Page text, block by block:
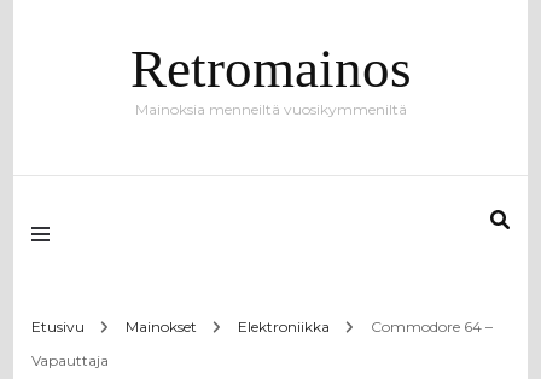
Retromainos
Mainoksia menneiltä vuosikymmeniltä
Etusivu Mainokset Elektroniikka
Commodore 64 –
Vapauttaja